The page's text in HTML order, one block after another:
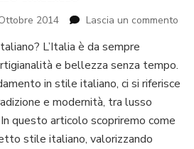
2014 Lascia un commento
L’Italia è da sempre
e bellezza senza tempo.
in stile italiano, ci si riferisce
e modernità, tra lusso
questo articolo scopriremo come
stile italiano, valorizzando